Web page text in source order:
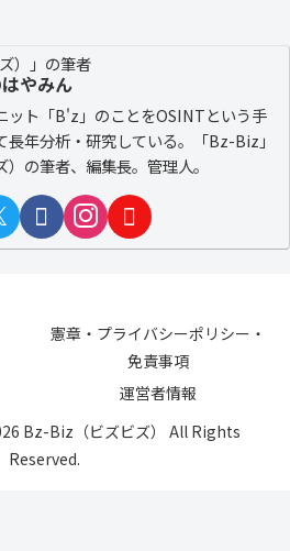
）」の筆者
やみん
ット「B'z」のことをOSINTという手
長年分析・研究している。「Bz-Biz」
）の筆者、編集長。管理人。
憲章・プライバシーポリシー・
免責事項
運営者情報
Bz-Biz（ビズビズ） All Rights
Reserved.